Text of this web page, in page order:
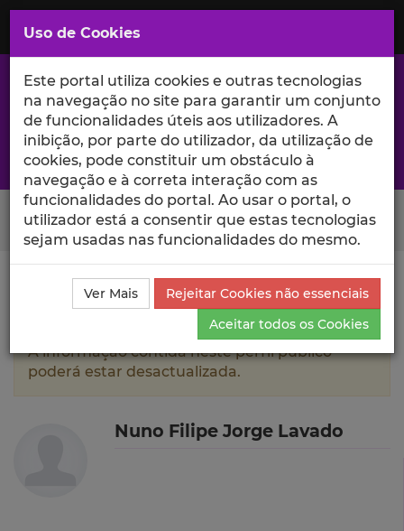
Saltar
para
Conteúdo
Principal
A excelência da investigação e ciência no Iscte
Search Button
Ciência_Iscte Autores
Nuno Filipe Jorge Lavado
Produções Científicas e Citações
A informação contida neste perfil público
poderá estar desactualizada.
Nuno Filipe Jorge Lavado
Uso de Cookies
Este portal utiliza cookies e outras tecnologias
na navegação no site para garantir um conjunto
de funcionalidades úteis aos utilizadores. A
inibição, por parte do utilizador, da utilização de
cookies, pode constituir um obstáculo à
navegação e à correta interação com as
funcionalidades do portal. Ao usar o portal, o
utilizador está a consentir que estas tecnologias
sejam usadas nas funcionalidades do mesmo.
Ver Mais
Rejeitar Cookies não essenciais
Aceitar todos os Cookies